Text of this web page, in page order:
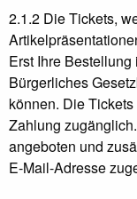
2.1.2 Die Tickets,
Erst Ihre
Bürgerliches
können. Die
Zahlung
angeboten und
E-Mail-Adresse